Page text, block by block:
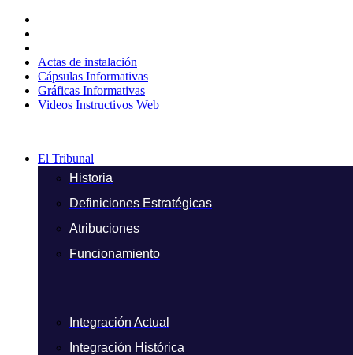
contenido
Actas de instalación
Cápsulas Informativas
Gráficas Informativas
Videos Instructivos Web
El Tribunal
Historia
Definiciones Estratégicas
Atribuciones
Funcionamiento
Integración Actual
Integración Histórica